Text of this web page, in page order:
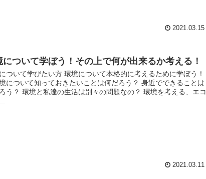
2021.03.15
について学ぼう！その上で何が出来るか考える！
ついて学びたい方 環境について本格的に考えるために学ぼう！
について知っておきたいことは何だろう？ 身近でできることは
う？ 環境と私達の生活は別々の問題なの？ 環境を考える、エコ
2021.03.11